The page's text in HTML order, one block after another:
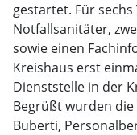
gestartet. Für
Notfallsanitäter,
sowie einen
Kreishaus erst
Dienststelle in der
Begrüßt wurden
Buberti,